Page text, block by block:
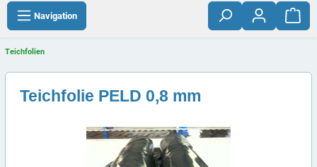
Navigation
Teichfolien
Teichfolie PELD 0,8 mm